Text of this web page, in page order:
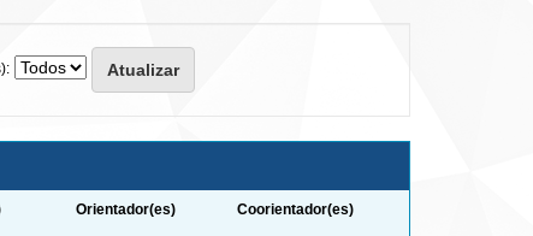
Orientador(es) Coorientador(es)